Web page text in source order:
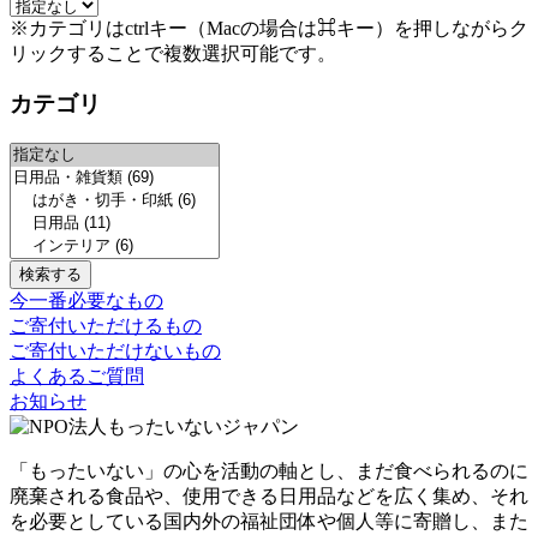
※カテゴリはctrlキー（Macの場合は⌘キー）を押しながらク
リックすることで複数選択可能です。
カテゴリ
今一番必要なもの
ご寄付いただけるもの
ご寄付いただけないもの
よくあるご質問
お知らせ
「もったいない」の心を活動の軸とし、まだ食べられるのに
廃棄される食品や、使用できる日用品などを広く集め、それ
を必要としている国内外の福祉団体や個人等に寄贈し、また